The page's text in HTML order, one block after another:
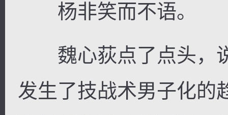
杨非笑而不语。
魏心荻点了点头，说
发生了技战术男子化的